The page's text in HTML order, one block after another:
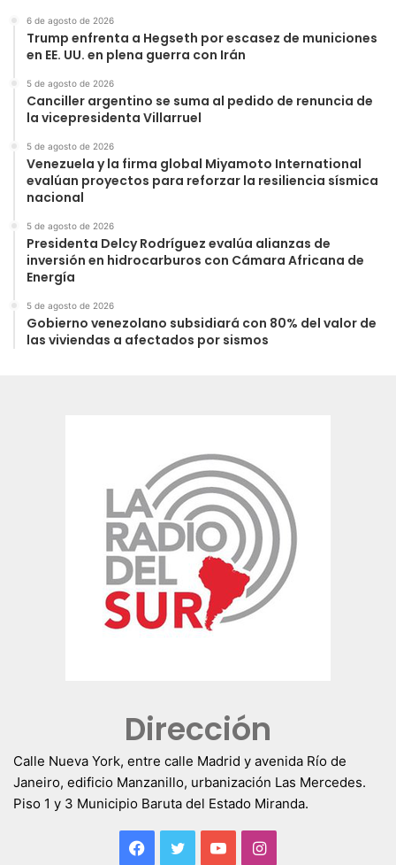
6 de agosto de 2026
Trump enfrenta a Hegseth por escasez de municiones
en EE. UU. en plena guerra con Irán
5 de agosto de 2026
Canciller argentino se suma al pedido de renuncia de
la vicepresidenta Villarruel
5 de agosto de 2026
Venezuela y la firma global Miyamoto International
evalúan proyectos para reforzar la resiliencia sísmica
nacional
5 de agosto de 2026
Presidenta Delcy Rodríguez evalúa alianzas de
inversión en hidrocarburos con Cámara Africana de
Energía
5 de agosto de 2026
Gobierno venezolano subsidiará con 80% del valor de
las viviendas a afectados por sismos
Dirección
Calle Nueva York, entre calle Madrid y avenida Río de
Janeiro, edificio Manzanillo, urbanización Las Mercedes.
Piso 1 y 3 Municipio Baruta del Estado Miranda.
Facebook
TwitterYouTubeInstagram